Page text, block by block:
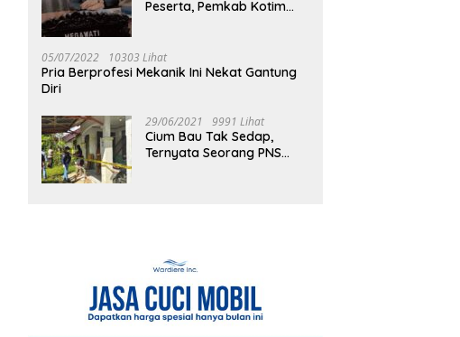
Peserta, Pemkab Kotim
05/07/2022 10303 Lihat
Pria Berprofesi Mekanik Ini Nekat Gantung
Diri
29/06/2021 9991 Lihat
Cium Bau Tak Sedap,
Ternyata Seorang PNS